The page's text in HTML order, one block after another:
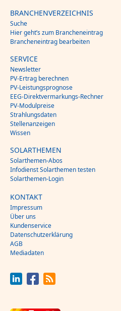
BRANCHENVERZEICHNIS
Suche
Hier geht’s zum Brancheneintrag
Brancheneintrag bearbeiten
SERVICE
Newsletter
PV-Ertrag berechnen
PV-Leistungsprognose
EEG-Direktvermarkungs-Rechner
PV-Modulpreise
Strahlungsdaten
Stellenanzeigen
Wissen
SOLARTHEMEN
Solarthemen-Abos
Infodienst Solarthemen testen
Solarthemen-Login
KONTAKT
Impressum
Über uns
Kundenservice
Datenschutzerklärung
AGB
Mediadaten